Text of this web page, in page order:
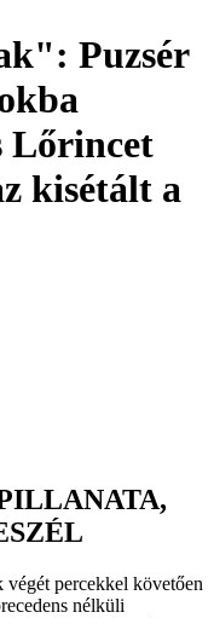
Puzsér
Lőrincet
kisétált a
végét percekkel követően
nélküli